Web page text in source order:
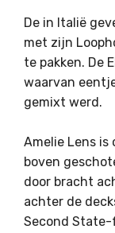
De in Italië
met zijn
te pakken. De
waarvan
gemixt werd.
Amelie Lens is
boven
door bracht
achter de
Second State-